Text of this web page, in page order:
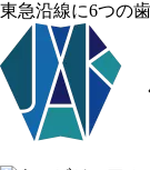
東急沿線に6つの